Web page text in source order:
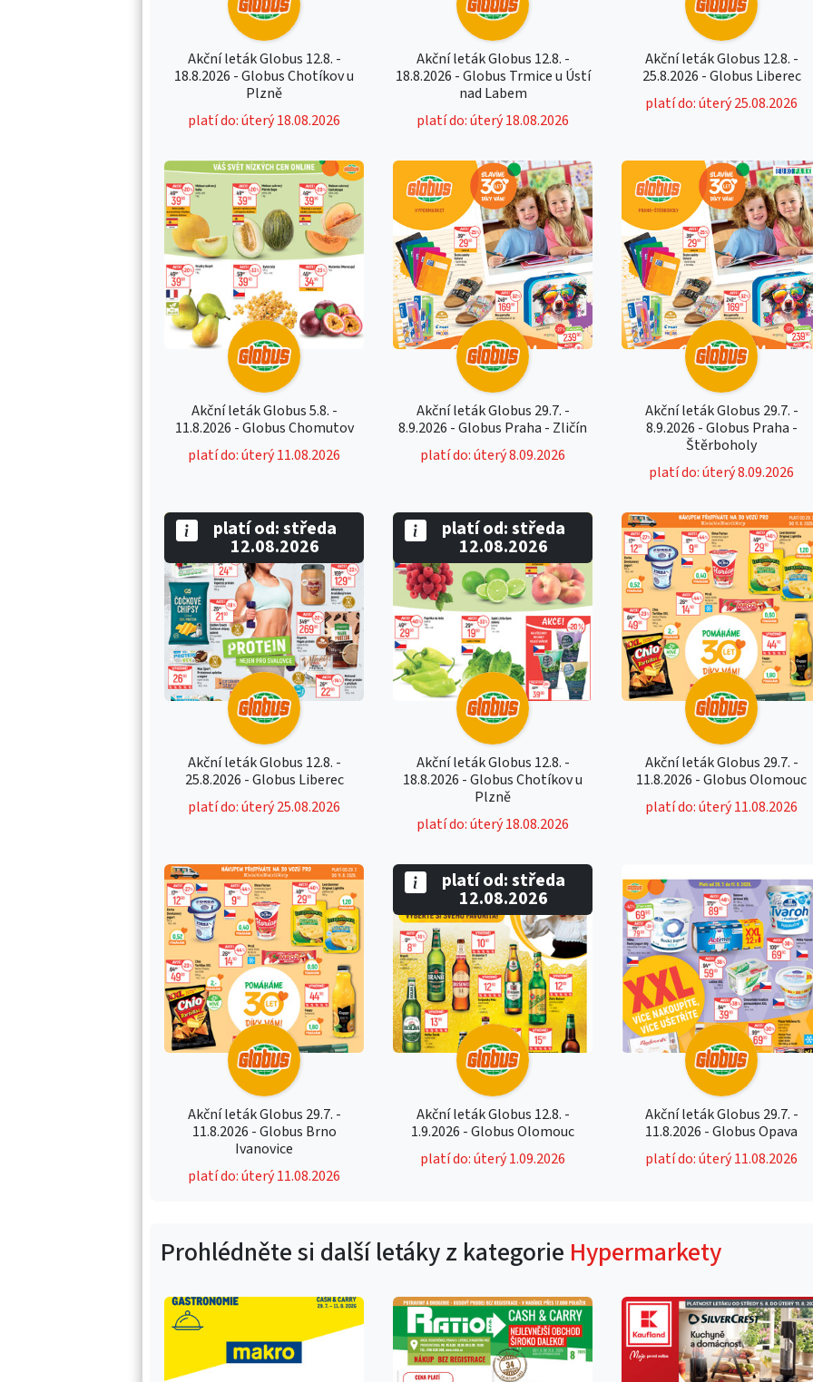
Akční leták Globus 12.8. -
18.8.2026 - Globus Chotíkov u
Plzně
platí do: úterý 18.08.2026
Akční leták Globus 12.8. -
18.8.2026 - Globus Trmice u Ústí
nad Labem
platí do: úterý 18.08.2026
Akční leták Globus 12.8. -
25.8.2026 - Globus Liberec
platí do: úterý 25.08.2026
Akční leták Globus 5.8. -
11.8.2026 - Globus Chomutov
platí do: úterý 11.08.2026
Akční leták Globus 29.7. -
8.9.2026 - Globus Praha - Zličín
platí do: úterý 8.09.2026
Akční leták Globus 29.7. -
8.9.2026 - Globus Praha -
Štěrboholy
platí do: úterý 8.09.2026
Akční leták Globus 12.8. -
25.8.2026 - Globus Liberec
platí do: úterý 25.08.2026
platí od: středa
12.08.2026
Akční leták Globus 12.8. -
18.8.2026 - Globus Chotíkov u
Plzně
platí do: úterý 18.08.2026
platí od: středa
12.08.2026
Akční leták Globus 29.7. -
11.8.2026 - Globus Olomouc
platí do: úterý 11.08.2026
Akční leták Globus 29.7. -
11.8.2026 - Globus Brno
Ivanovice
platí do: úterý 11.08.2026
Akční leták Globus 12.8. -
1.9.2026 - Globus Olomouc
platí do: úterý 1.09.2026
platí od: středa
12.08.2026
Akční leták Globus 29.7. -
11.8.2026 - Globus Opava
platí do: úterý 11.08.2026
Prohlédněte si další letáky z kategorie Hypermarkety